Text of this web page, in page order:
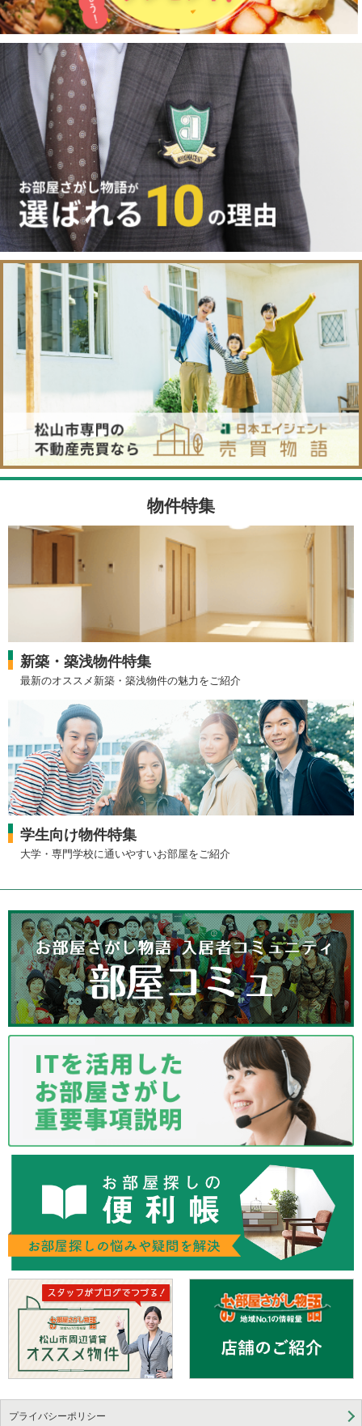
物件特集
新築・築浅物件特集
最新のオススメ新築・築浅物件の魅力をご紹介
学生向け物件特集
大学・専門学校に通いやすいお部屋をご紹介
プライバシーポリシー